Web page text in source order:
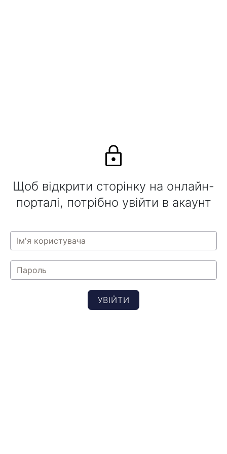
Щоб відкрити сторінку на онлайн-
порталі, потрібно увійти в акаунт